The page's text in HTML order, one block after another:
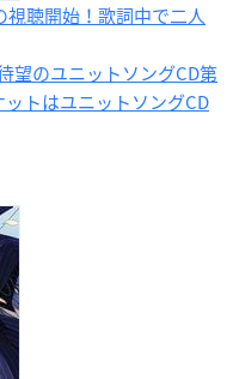
視聴開始！歌詞中で二人
望のユニットソングCD第
トはユニットソングCD